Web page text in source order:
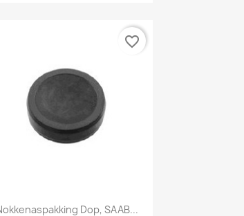
Snel bekijken
Dop, SAAB...
favorite_border